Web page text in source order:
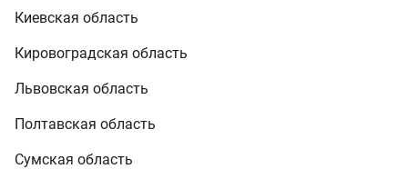
Киевская область
Кировоградская область
Львовская область
Полтавская область
Сумская область